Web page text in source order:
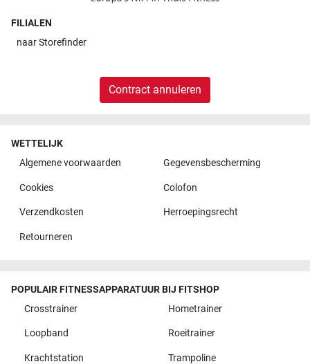
FILIALEN
naarStorefinder
Contract annuleren
WETTELIJK
Algemene voorwaarden
Gegevensbescherming
Cookies Colofon
Verzendkosten Herroepingsrecht
Retourneren
POPULAIR FITNESSAPPARATUUR BIJ FITSHOP
Crosstrainer
Hometrainer
Loopband Roeitrainer
Krachtstation Trampoline